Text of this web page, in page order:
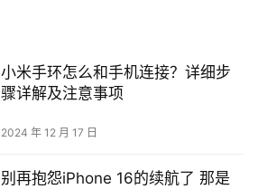
小米手环怎么和手机连接？详细步
骤详解及注意事项
2024 年 12 月 17 日
别再抱怨iPhone 16的续航了 那是